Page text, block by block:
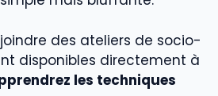
des ateliers de socio-
disponibles directement à
les techniques